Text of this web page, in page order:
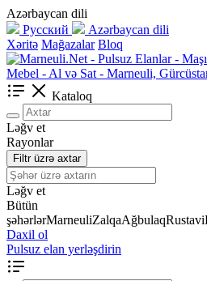
Azərbaycan dili
Русский
Azərbaycan dili
Xəritə Mağazalar Bloq
Kataloq
Ləğv et
Rayonlar
Filtr üzrə axtar
Ləğv et
Bütün
şəhərlərMarneuliZalqaAğbulaqRustavi
Daxil ol
Pulsuz elan yerləşdirin